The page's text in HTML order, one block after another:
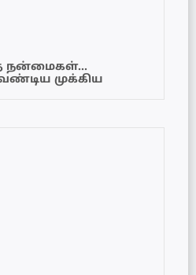
நன்மைகள்…
முக்கிய